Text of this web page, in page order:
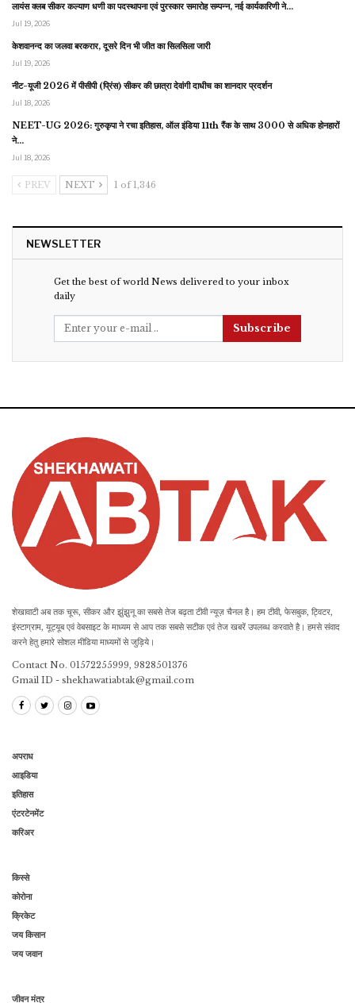
लायंस क्लब सीकर कल्याण धणी का पदस्थापना एवं पुरस्कार समारोह सम्पन्न, नई कार्यकारिणी ने…
Jul 19, 2026
केशवानन्द का जलवा बरकरार, दूसरे दिन भी जीत का सिलसिला जारी
Jul 19, 2026
नीट-यूजी 2026 में पीसीपी (प्रिंस) सीकर की छात्रा देवांगी दाधीच का शानदार प्रदर्शन
Jul 18, 2026
NEET-UG 2026: गुरुकृपा ने रचा इतिहास, ऑल इंडिया 11th रैंक के साथ 3000 से अधिक होनहारों
ने…
Jul 18, 2026
PREV NEXT 1 of 1,346
NEWSLETTER
Get the best of world News delivered to your inbox
daily
Subscribe
शेखावाटी अब तक चूरू, सीकर और झुंझुनू का सबसे तेज बढ़ता टीवी न्यूज़ चैनल है। हम टीवी, फेसबुक, ट्विटर,
इंस्टाग्राम, यूट्यूब एवं वेबसाइट के माध्यम से आप तक सबसे सटीक एवं तेज खबरें उपलब्ध करवाते है। हमसे संवाद
करने हेतु हमारे सोशल मीडिया माध्यमों से जुड़िये।
Contact No. 01572255999, 9828501376
Gmail ID - shekhawatiabtak@gmail.com
अपराध
आइडिया
इतिहास
एंटरटेनमेंट
करिअर
किस्से
कोरोना
क्रिकेट
जय किसान
जय जवान
जीवन मंत्र